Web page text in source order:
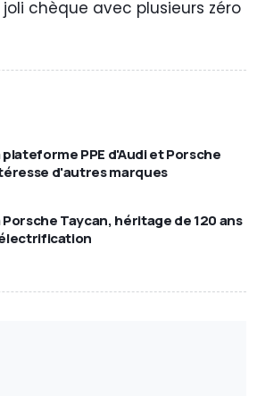
chèque avec plusieurs zéro
plateforme PPE d'Audi et Porsche
d'autres marques
Porsche Taycan, héritage de 120 ans